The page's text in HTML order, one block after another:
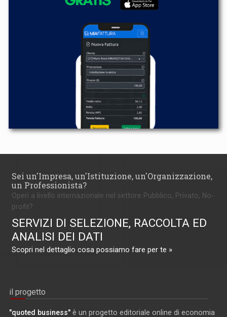
Sei un'Impresa, un'Istituzione, un'Organizzazione,
un Professionista?
Operi a livello internazionale nel settore Pubblico, Privato, No-
profit?
SERVIZI DI SELEZIONE, RACCOLTA ED
ANALISI DEI DATI
Scopri nel dettaglio cosa possiamo fare per te »
il progetto
"quoted business" è un progetto editoriale online di economia